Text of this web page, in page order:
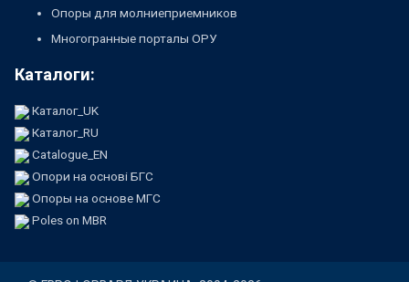
Опоры для молниеприемников
Многогранные порталы ОРУ
Каталоги:
Каталог_UK
Каталог_RU
Catalogue_EN
Опори на основі БГС
Опоры на основе МГС
Poles on MBR